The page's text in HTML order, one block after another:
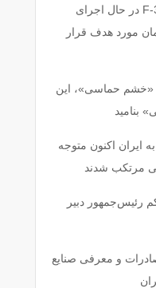
سنتکام:یک جنگنده F-35 در حال اجرای
مورد هدف قرار
«خشم حماسی»، این
بنامید
ایران اکنون متوجه
مرتکب شدند
رئیس‌جمهور دبیر
و معرفی صنایع